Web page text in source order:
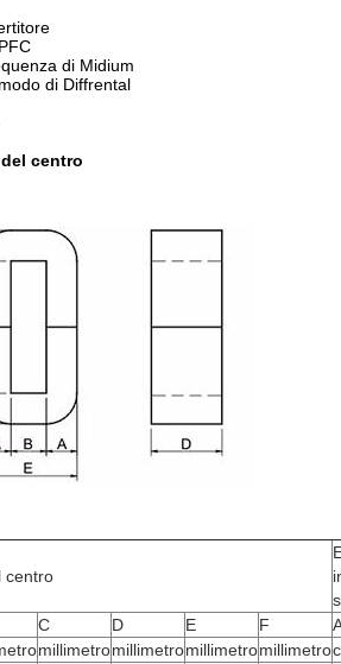
di Midium
di Diffrental
centro
centro
C D E F
millimetromillimetromillimetromillimetro